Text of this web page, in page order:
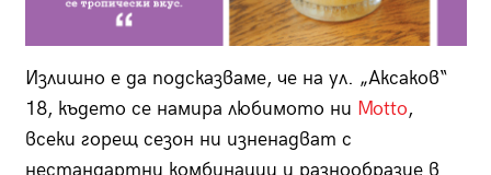
Излишно е да подсказваме, че на ул. „Аксаков“
18, където се намира любимото ни Motto,
всеки горещ сезон ни изненадват с
нестандартни комбинации и разнообразие в